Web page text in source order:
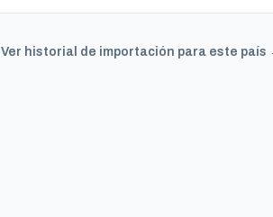
Ver historial de importación para este país